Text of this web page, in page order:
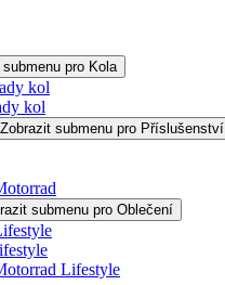
pro Kola
kol
kol
Zobrazit submenu pro Příslušenství
submenu pro Oblečení
Lifestyle